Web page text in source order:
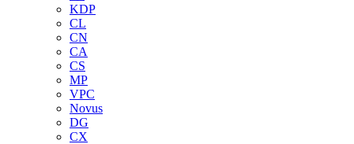
KDP
CL
CN
CA
CS
MP
VPC
Novus
DG
CX